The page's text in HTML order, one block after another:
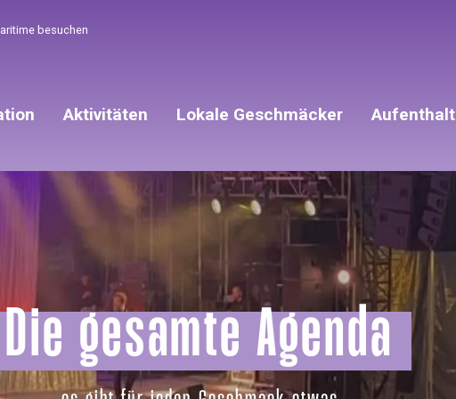
besuchen
Aktivitäten Lokale Geschmäcker Aufenthalt
Die gesamte Agenda